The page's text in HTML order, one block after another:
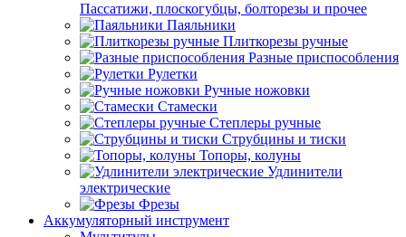
Пассатижи, плоскогубцы, болторезы и прочее
Паяльники
Плиткорезы ручные
Разные приспособления
Рулетки
Ручные ножовки
Стамески
Степлеры ручные
Струбцины и тиски
Топоры, колуны
Удлинители
электрические
Фрезы
Аккумуляторный инструмент